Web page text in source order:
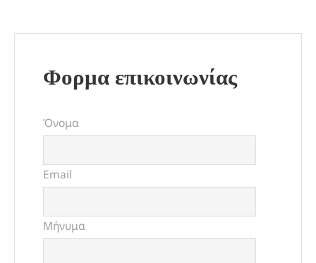
Φορμα επικοινωνίας
Όνομα
Email
Μήνυμα